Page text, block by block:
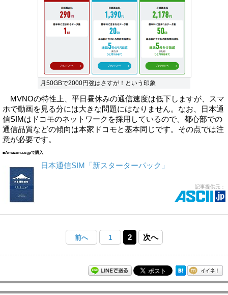
月50GBで2000円強はさすが！という印象
MVNOの特性上、平日昼休みの通信速度は低下しますが、スマ
ホで動画を見る分には大きな問題にはなりません。なお、日本通
信SIMはドコモのネットワークを採用しているので、都心部での
通信品質などの傾向は本家ドコモと基本同じです。その点では注
意が必要です。
■Amazon.co.jpで購入
日本通信SIM「新スターターパック」
記事提供元：
前へ 1 2 次へ